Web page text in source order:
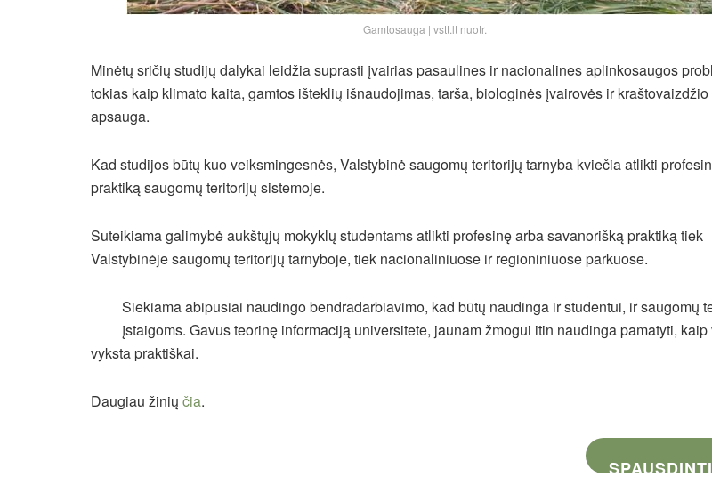
Gamtosauga | vstt.lt nuotr.
Minėtų sričių studijų dalykai leidžia suprasti įvairias pasaulines ir nacionalines aplinkosaugos
tokias kaip klimato kaita, gamtos išteklių išnaudojimas, tarša, biologinės įvairovės ir kraštovaizdžio
apsauga.
Kad studijos būtų kuo veiksmingesnės, Valstybinė saugomų teritorijų tarnyba kviečia atlikti
praktiką saugomų teritorijų sistemoje.
Suteikiama galimybė aukštųjų mokyklų studentams atlikti profesinę arba savanorišką praktiką tiek
Valstybinėje saugomų teritorijų tarnyboje, tiek nacionaliniuose ir regioniniuose parkuose.
Siekiama abipusiai naudingo bendradarbiavimo, kad būtų naudinga ir studentui, ir saugomų
įstaigoms. Gavus teorinę informaciją universitete, jaunam žmogui itin naudinga pamatyti,
vyksta praktiškai.
Daugiau žinių čia.